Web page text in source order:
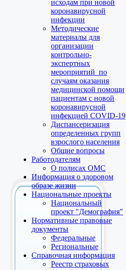
исходам при новой
коронавирусной
инфекции
Методические
материалы для
организации
контрольно-
экспертных
мероприятий по
случаям оказания
медицинской помощи
пациентам с новой
коронавирусной
инфекцией COVID-19
Диспансеризация
определенных групп
взрослого населения
Общие вопросы
Работодателям
О полисах ОМС
Информация о здоровом
образе жизни
Национальные проекты
Национальный
проект "Демография"
Нормативные правовые
документы
Федеральные
Региональные
Справочная информация
Реестр страховых